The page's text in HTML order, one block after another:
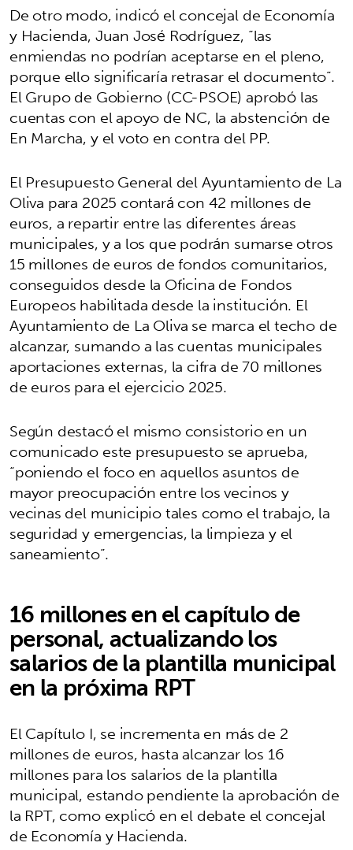
De otro modo, indicó el concejal de Economía
y Hacienda, Juan José Rodríguez, “las
enmiendas no podrían aceptarse en el pleno,
porque ello significaría retrasar el documento”.
El Grupo de Gobierno (CC-PSOE) aprobó las
cuentas con el apoyo de NC, la abstención de
En Marcha, y el voto en contra del PP.
El Presupuesto General del Ayuntamiento de La
Oliva para 2025 contará con 42 millones de
euros, a repartir entre las diferentes áreas
municipales, y a los que podrán sumarse otros
15 millones de euros de fondos comunitarios,
conseguidos desde la Oficina de Fondos
Europeos habilitada desde la institución. El
Ayuntamiento de La Oliva se marca el techo de
alcanzar, sumando a las cuentas municipales
aportaciones externas, la cifra de 70 millones
de euros para el ejercicio 2025.
Según destacó el mismo consistorio en un
comunicado este presupuesto se aprueba,
“poniendo el foco en aquellos asuntos de
mayor preocupación entre los vecinos y
vecinas del municipio tales como el trabajo, la
seguridad y emergencias, la limpieza y el
saneamiento”.
16 millones en el capítulo de
personal, actualizando los
salarios de la plantilla municipal
en la próxima RPT
El Capítulo I, se incrementa en más de 2
millones de euros, hasta alcanzar los 16
millones para los salarios de la plantilla
municipal, estando pendiente la aprobación de
la RPT, como explicó en el debate el concejal
de Economía y Hacienda.